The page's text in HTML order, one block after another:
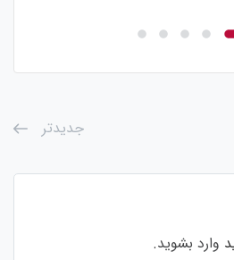
جدیدتر
وارد بشوید.